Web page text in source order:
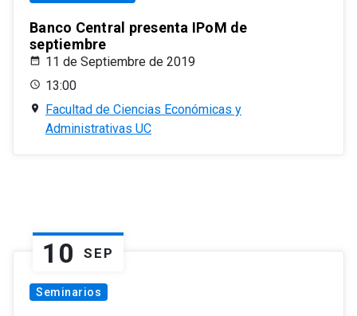
Banco Central presenta IPoM de
septiembre
11 de Septiembre de 2019
13:00
Facultad de Ciencias Económicas y
Administrativas UC
10 SEP
Seminarios